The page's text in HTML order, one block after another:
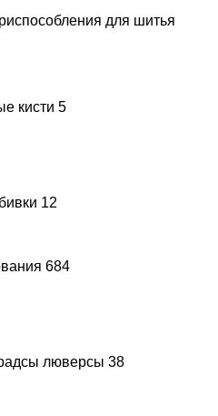
для шитья
кисти 5
12
684
люверсы 38